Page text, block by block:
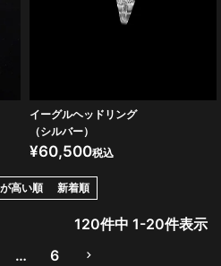
イーグルヘッドリング
（シルバー）
¥60,500税込
高い順 新着順
120件中 1-20件表示
… 6